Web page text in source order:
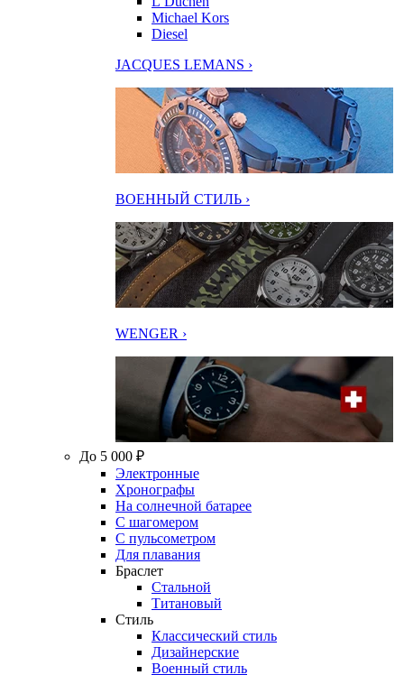
Michael Kors
Diesel
JACQUES LEMANS ›
ВОЕННЫЙ СТИЛЬ ›
WENGER ›
До 5 000 ₽
Электронные
Хронографы
На солнечной батарее
С шагомером
С пульсометром
Для плавания
Браслет
Стальной
Титановый
Стиль
Классический стиль
Дизайнерские
Военный стиль